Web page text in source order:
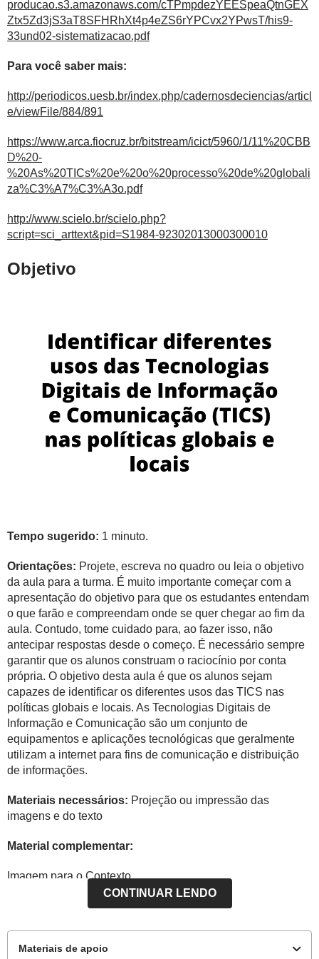
producao.s3.amazonaws.com/cTPmpdezYEESpeaQtnGEX
Ztx5Zd3jS3aT8SFHRhXt4p4eZS6rYPCvx2YPwsT/his9-
33und02-sistematizacao.pdf
Para você saber mais:
http://periodicos.uesb.br/index.php/cadernosdeciencias/articl
e/viewFile/884/891
https://www.arca.fiocruz.br/bitstream/icict/5960/1/11%20CBB
D%20-
%20As%20TICs%20e%20o%20processo%20de%20globali
za%C3%A7%C3%A3o.pdf
http://www.scielo.br/scielo.php?
script=sci_arttext&pid=S1984-92302013000300010
Objetivo
Tempo sugerido: 1 minuto.
Orientações: Projete, escreva no quadro ou leia o objetivo
da aula para a turma. É muito importante começar com a
apresentação do objetivo para que os estudantes entendam
o que farão e compreendam onde se quer chegar ao fim da
aula. Contudo, tome cuidado para, ao fazer isso, não
antecipar respostas desde o começo. É necessário sempre
garantir que os alunos construam o raciocínio por conta
própria. O objetivo desta aula é que os alunos sejam
capazes de identificar os diferentes usos das TICS nas
políticas globais e locais. As Tecnologias Digitais de
Informação e Comunicação são um conjunto de
equipamentos e aplicações tecnológicas que geralmente
utilizam a internet para fins de comunicação e distribuição
de informações.
Materiais necessários: Projeção ou impressão das
imagens e do texto
Material complementar:
Imagem para o Contexto
https://nova-escola-
33und02-contexto.pdf
CONTINUAR LENDO
Materiais de apoio